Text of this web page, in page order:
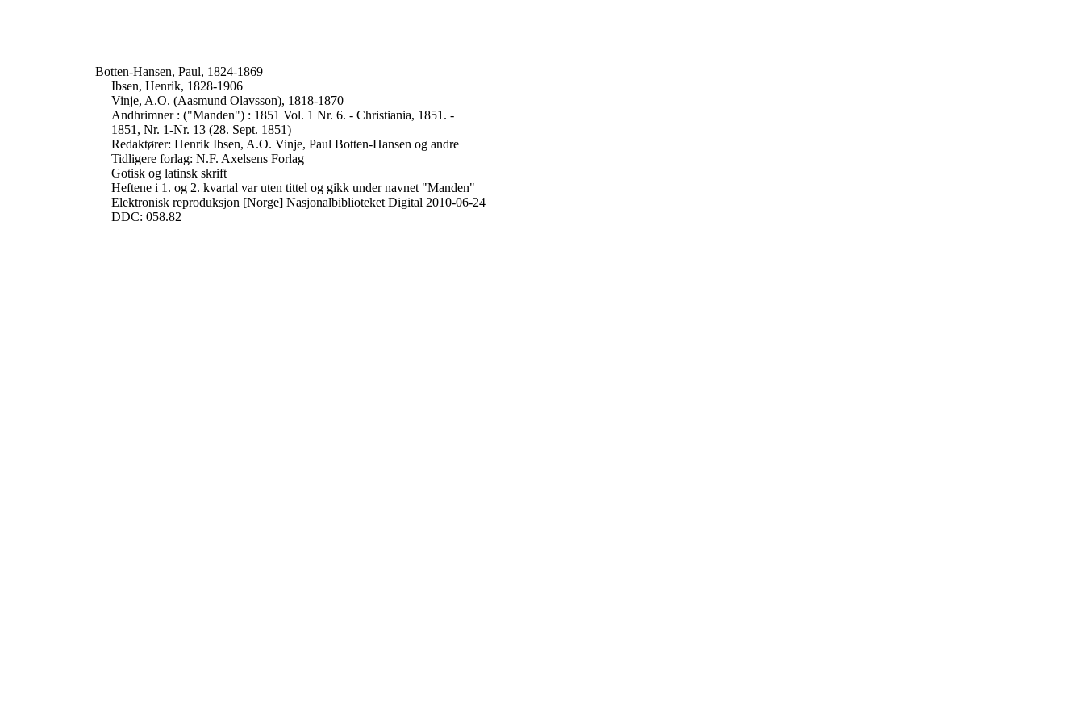
Botten-Hansen, Paul, 1824-1869
Ibsen, Henrik, 1828-1906
Vinje, A.O. (Aasmund Olavsson), 1818-1870
Andhrimner : ("Manden") : 1851 Vol. 1 Nr. 6. - Christiania, 1851. -
1851, Nr. 1-Nr. 13 (28. Sept. 1851)
Redaktører: Henrik Ibsen, A.O. Vinje, Paul Botten-Hansen og andre
Tidligere forlag: N.F. Axelsens Forlag
Gotisk og latinsk skrift
Heftene i 1. og 2. kvartal var uten tittel og gikk under navnet "Manden"
Elektronisk reproduksjon [Norge] Nasjonalbiblioteket Digital 2010-06-24
DDC: 058.82